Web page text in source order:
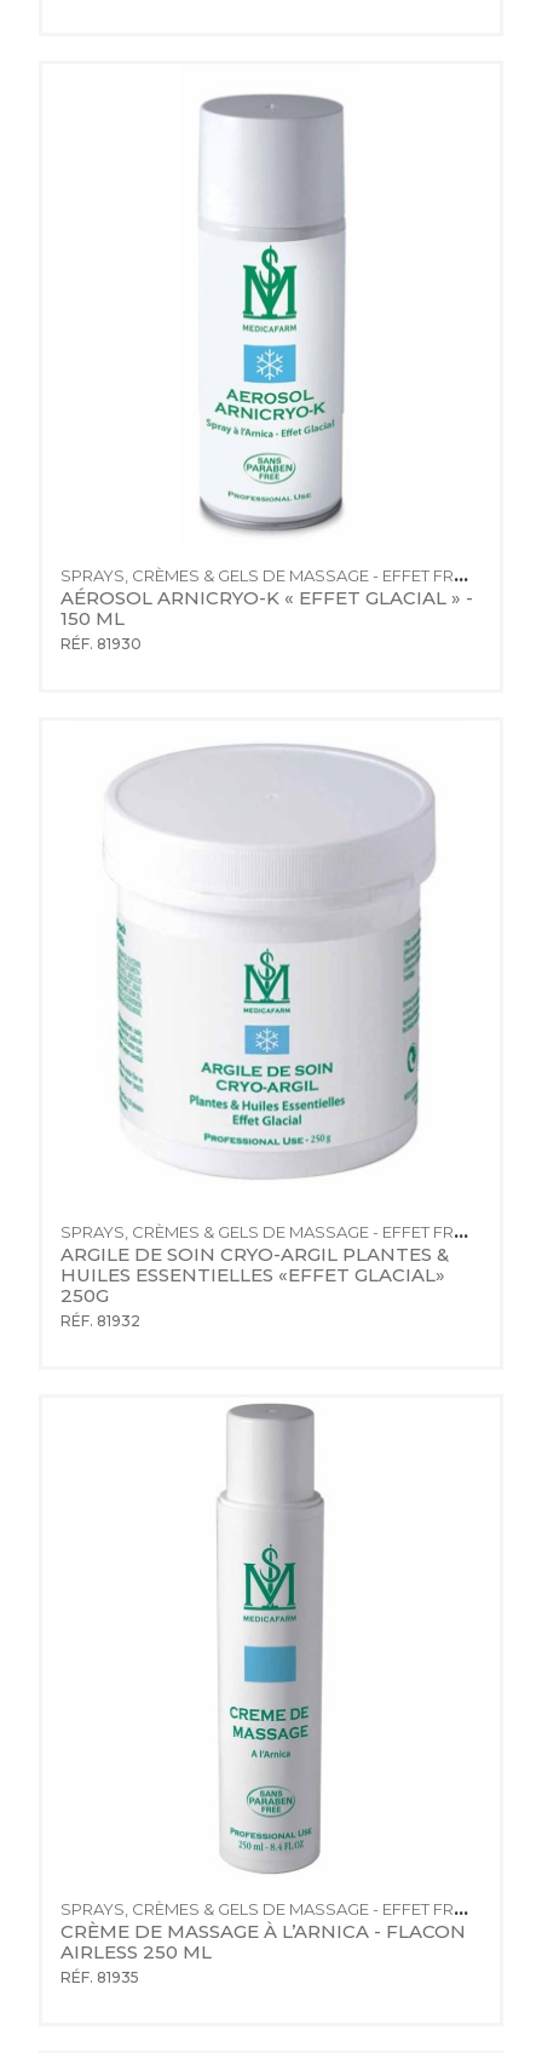
SPRAYS, CRÈMES & GELS DE MASSAGE - EFFET FROID
AÉROSOL ARNICRYO-K « EFFET GLACIAL » -
150 ML
RÉF. 81930
SPRAYS, CRÈMES & GELS DE MASSAGE - EFFET FROID
ARGILE DE SOIN CRYO-ARGIL PLANTES &
HUILES ESSENTIELLES «EFFET GLACIAL»
250G
RÉF. 81932
SPRAYS, CRÈMES & GELS DE MASSAGE - EFFET FROID
CRÈME DE MASSAGE À L’ARNICA - FLACON
AIRLESS 250 ML
RÉF. 81935